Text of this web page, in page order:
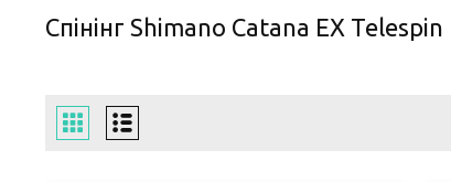
Спінінг Shimano Catana EX Telespin